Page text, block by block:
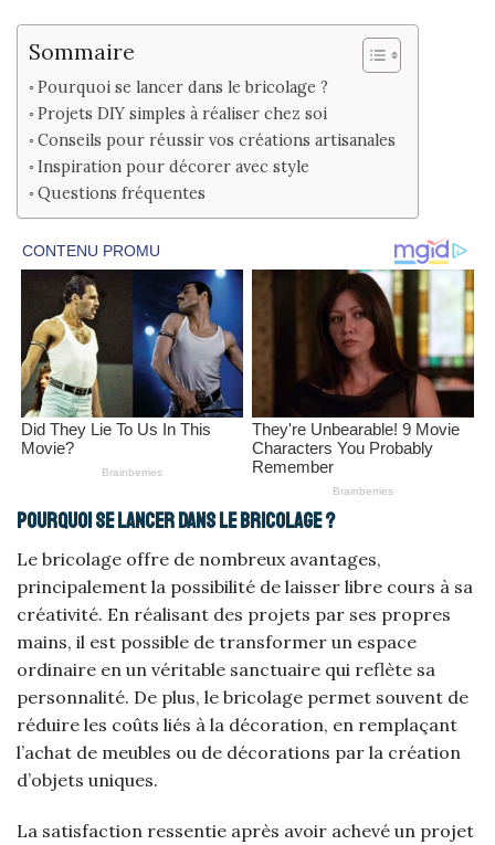
Sommaire
Pourquoi se lancer dans le bricolage ?
Projets DIY simples à réaliser chez soi
Conseils pour réussir vos créations artisanales
Inspiration pour décorer avec style
Questions fréquentes
Pourquoi se lancer dans le bricolage ?
Le bricolage offre de nombreux avantages,
principalement la possibilité de laisser libre cours à sa
créativité. En réalisant des projets par ses propres
mains, il est possible de transformer un espace
ordinaire en un véritable sanctuaire qui reflète sa
personnalité. De plus, le bricolage permet souvent de
réduire les coûts liés à la décoration, en remplaçant
l’achat de meubles ou de décorations par la création
d’objets uniques.
La satisfaction ressentie après avoir achevé un projet